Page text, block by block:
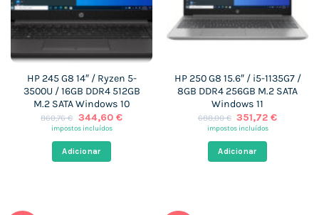
HP 245 G8 14″ / Ryzen 5-
3500U / 16GB DDR4 512GB
M.2 SATA Windows 10
860,76€ O
preço
era:
860,76 €.
344,60 €O
impostos incluídos
Adicionar
HP 250 G8 15.6″ / i5-1135G7 /
8GB DDR4 256GB M.2 SATA
Windows 11
688,00€ O
preço
era:
688,00 €.
351,72€O
impostos incluídos
Adicionar